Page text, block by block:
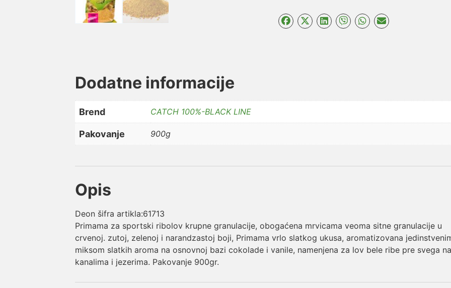
Dodatne informacije
Brend CATCH 100%-BLACK LINE
Pakovanje 900g
Opis
Deon šifra artikla:61713
Primama za sportski ribolov krupne granulacije, obogaćena mrvicama veoma sitne granulacije u
crvenoj. zutoj, zelenoj i narandzastoj boji, Primama vrlo slatkog ukusa, aromatizovana
miksom slatkih aroma na osnovnoj bazi cokolade i vanile, namenjena za lov bele ribe pre svega
kanalima i jezerima. Pakovanje 900gr.